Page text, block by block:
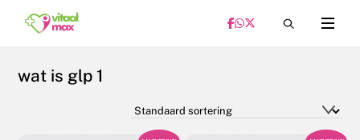
Menu
wat is glp 1